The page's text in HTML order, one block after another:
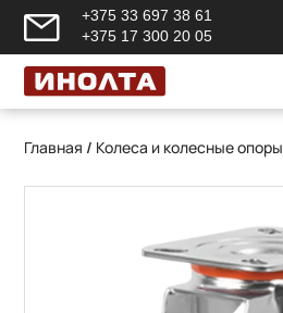
+375 33 697 38 61
+375 17 300 20 05
Главная / Колеса и колесные опоры